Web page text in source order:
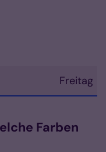
Freitag
Farben